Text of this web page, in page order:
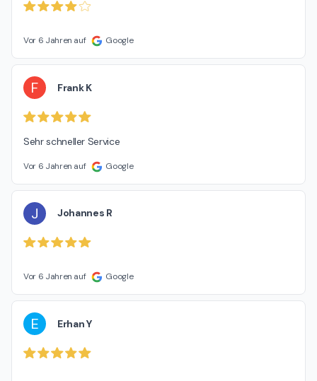
Vor 6 Jahren auf Google
F Frank K
Sehr schneller Service
Vor 6 Jahren auf Google
J Johannes R
Vor 6 Jahren auf Google
E Erhan Y